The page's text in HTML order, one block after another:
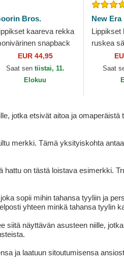
Bros.
kaareva rekka
snapback
Bros. King Team
Original Recipe
EUR 44,95
Saat sen tiistai, 11.
Elokuu
New Era
Lippikset
ruskea
nauha
Yankees
Saat
jotka etsivät aitoa ja
merkki. Tämä yksityiskohta
on tästä loistava esimerkki.
sopii mihin tahansa tyyliin ja
yhteen minkä tahansa tyylin
näyttävän asusteen niille,
ja laatuun sitoutumisensa